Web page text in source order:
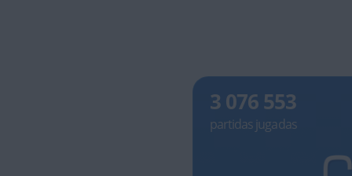
3 076 553
partidas jugadas